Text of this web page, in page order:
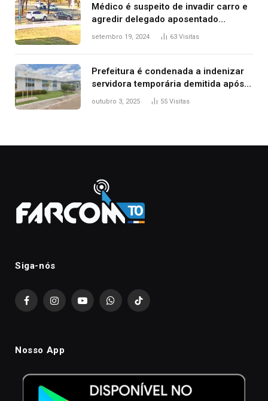
Médico é suspeito de invadir carro e
agredir delegado aposentado
durante confusão no trânsito
setembro 19, 2024 63 Visitas
Prefeitura é condenada a indenizar
servidora temporária demitida após
nascimento da filha
outubro 3, 2025 55 Visitas
Siga-nós
FacebookInstagramYouTubeWhatsAppTikTok
Nosso App